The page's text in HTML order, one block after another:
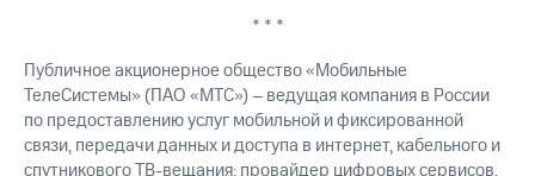
Дивиденды
Рынок
облигаций
Описание
* * *
Публичное акционерное общество «Мобильные
ТелеСистемы» (ПАО «МТС») – ведущая компания в России
по предоставлению услуг мобильной и фиксированной
связи, передачи данных и доступа в интернет, кабельного и